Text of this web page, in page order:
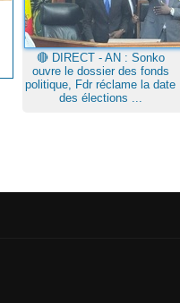
🔴​ DIRECT - AN : Sonko
ouvre le dossier des fonds
politique, Fdr réclame la date
des élections ...